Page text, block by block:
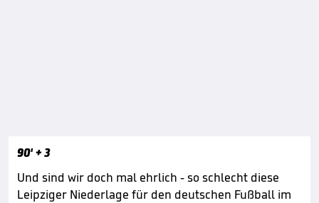
90'+ 3
Und sind wir doch mal ehrlich - so schlecht diese
Leipziger Niederlage für den deutschen Fußball im